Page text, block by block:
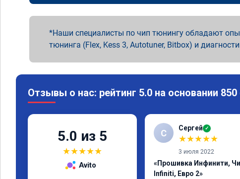
Наши специалисты по чип тюнингу обладают
тюнинга (Flex, Kess 3, Autotuner, Bitbox) и
Отзывы о нас: рейтинг 5.0 на основании
5.0 из 5
★★★★★
Avito
С Сергей ✓
★★★★★
3 июля 2022
«Прошивка Инфинити,
Infiniti, Евро 2»